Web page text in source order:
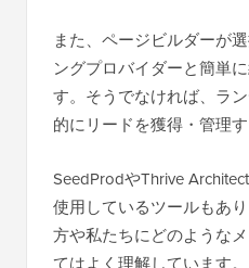
また、ページビルダーが
ングプロバイダーと簡単
す。そうでなければ、ラ
的にリードを獲得・管理
SeedProdやThrive
使用しているツールもあ
方や私たちにどのような